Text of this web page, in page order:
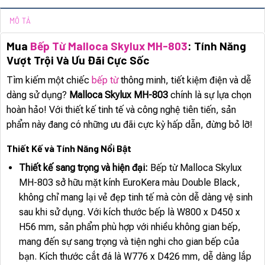
MÔ TẢ
Mua Bếp Từ Malloca Skylux MH-803: Tính Năng
Vượt Trội Và Ưu Đãi Cực Sốc
Tìm kiếm một chiếc bếp từthông minh, tiết kiệm điện và dễ
dàng sử dụng? Malloca Skylux MH-803 chính là sự lựa chọn
hoàn hảo! Với thiết kế tinh tế và công nghệ tiên tiến, sản
phẩm này đang có những ưu đãi cực kỳ hấp dẫn, đừng bỏ lỡ!
Thiết Kế và Tính Năng Nổi Bật
Thiết kế sang trọng và hiện đại: Bếp từ Malloca Skylux
MH-803 sở hữu mặt kính EuroKera màu Double Black,
không chỉ mang lại vẻ đẹp tinh tế mà còn dễ dàng vệ sinh
sau khi sử dụng. Với kích thước bếp là W800 x D450 x
H56 mm, sản phẩm phù hợp với nhiều không gian bếp,
mang đến sự sang trọng và tiện nghi cho gian bếp của
bạn. Kích thước cắt đá là W776 x D426 mm, dễ dàng lắp